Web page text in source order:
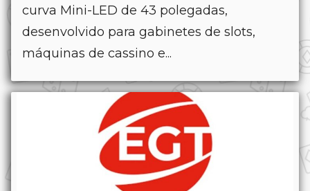
curva Mini-LED de 43 polegadas,
desenvolvido para gabinetes de slots,
máquinas de cassino e...